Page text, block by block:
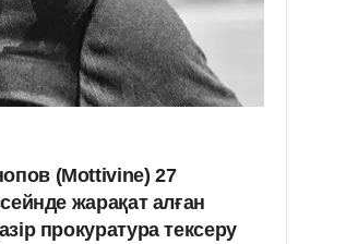
(Mottivine) 27
жарақат алған
прокуратура тексеру